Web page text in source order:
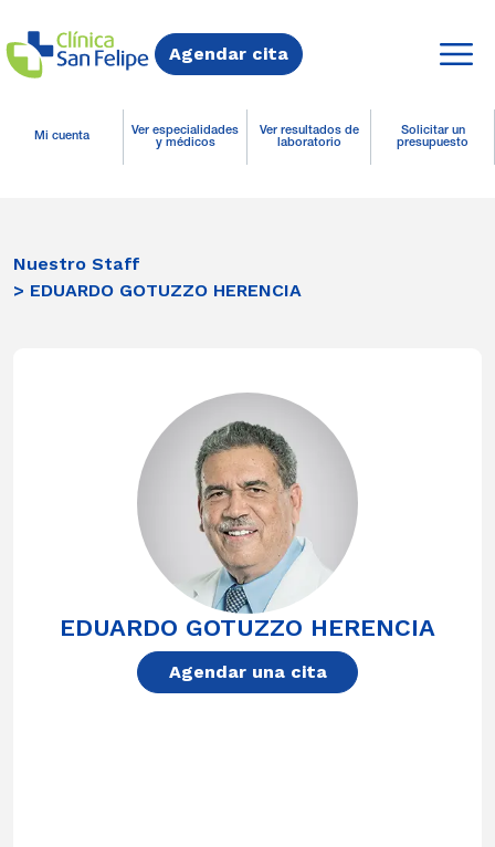
Agendar cita
Mi cuenta
Ver especialidades
y médicos
Ver resultados de
laboratorio
Solicitar un
presupuesto
Nuestro Staff
> EDUARDO GOTUZZO HERENCIA
EDUARDO GOTUZZO HERENCIA
Agendar una cita